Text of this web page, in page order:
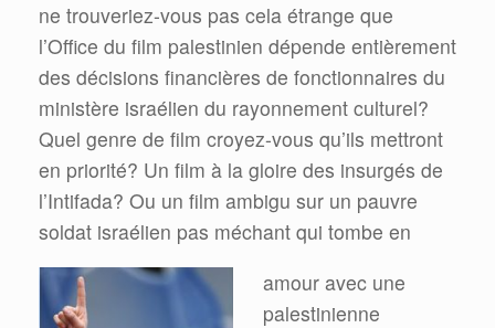
ne trouveriez-vous pas cela étrange que
l’Office du film palestinien dépende entièrement
des décisions financières de fonctionnaires du
ministère israélien du rayonnement culturel?
Quel genre de film croyez-vous qu’ils mettront
en priorité? Un film à la gloire des insurgés de
l’Intifada? Ou un film ambigu sur un pauvre
soldat israélien pas méchant qui tombe en
amour avec une
palestinienne